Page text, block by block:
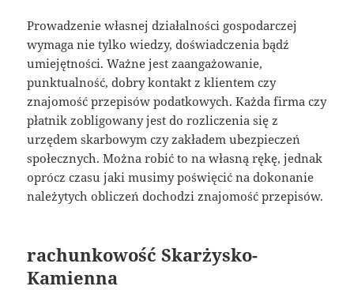
Prowadzenie własnej działalności gospodarczej
wymaga nie tylko wiedzy, doświadczenia bądź
umiejętności. Ważne jest zaangażowanie,
punktualność, dobry kontakt z klientem czy
znajomość przepisów podatkowych. Każda firma czy
płatnik zobligowany jest do rozliczenia się z
urzędem skarbowym czy zakładem ubezpieczeń
społecznych. Można robić to na własną rękę, jednak
oprócz czasu jaki musimy poświęcić na dokonanie
należytych obliczeń dochodzi znajomość przepisów.
rachunkowość Skarżysko-
Kamienna